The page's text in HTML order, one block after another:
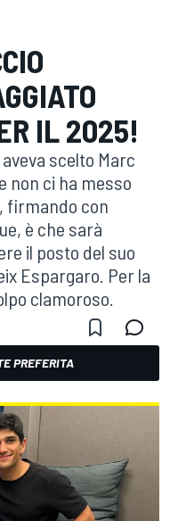
IL 2025!
scelto Marc
non ci ha messo
firmando con
è che sarà
il posto del suo
Espargaro. Per la
clamoroso.
PREFERITA